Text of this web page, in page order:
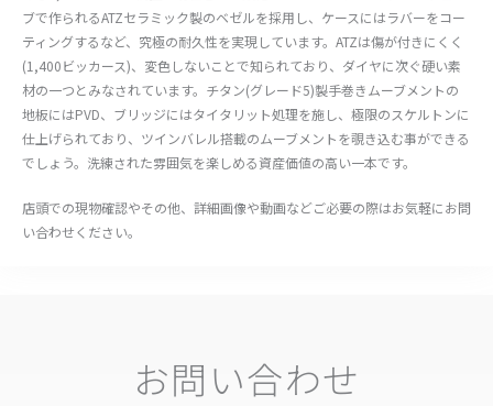
ブで作られるATZセラミック製のベゼルを採用し、ケースにはラバーをコー
ティングするなど、究極の耐久性を実現しています。ATZは傷が付きにくく
(1,400ビッカース)、変色しないことで知られており、ダイヤに次ぐ硬い素
材の一つとみなされています。チタン(グレード5)製手巻きムーブメントの
地板にはPVD、ブリッジにはタイタリット処理を施し、極限のスケルトンに
仕上げられており、ツインバレル搭載のムーブメントを覗き込む事ができる
でしょう。洗練された雰囲気を楽しめる資産価値の高い一本です。
店頭での現物確認やその他、詳細画像や動画などご必要の際はお気軽にお問
い合わせください。
お問い合わせ